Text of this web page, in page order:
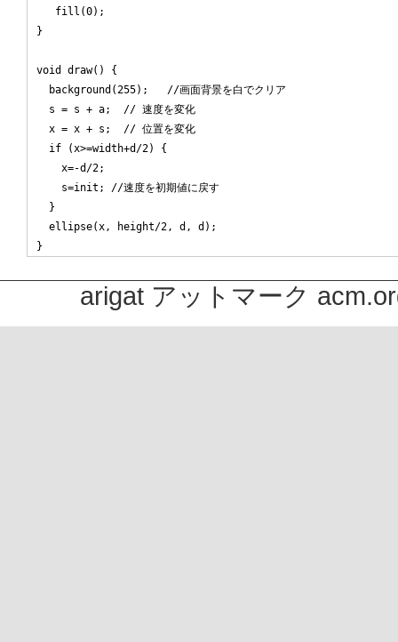
   fill(0);
}
void draw() {
  background(255);   //画面背景を白でクリア
  s = s + a;  // 速度を変化
  x = x + s;  // 位置を変化
  if (x>=width+d/2) {
    x=-d/2;
    s=init; //速度を初期値に戻す
  }
  ellipse(x, height/2, d, d);
arigat アットマーク